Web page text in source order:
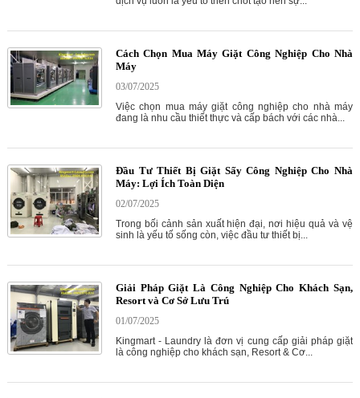
Cách Chọn Mua Máy Giặt Công Nghiệp Cho Nhà
Máy
03/07/2025
Việc chọn mua máy giặt công nghiệp cho nhà máy
đang là nhu cầu thiết thực và cấp bách với các nhà...
Đầu Tư Thiết Bị Giặt Sấy Công Nghiệp Cho Nhà
Máy: Lợi Ích Toàn Diện
02/07/2025
Trong bối cảnh sản xuất hiện đại, nơi hiệu quả và vệ
sinh là yếu tố sống còn, việc đầu tư thiết bị...
Giải Pháp Giặt Là Công Nghiệp Cho Khách Sạn,
Resort và Cơ Sở Lưu Trú
01/07/2025
Kingmart - Laundry là đơn vị cung cấp giải pháp giặt
là công nghiệp cho khách sạn, Resort & Cơ...